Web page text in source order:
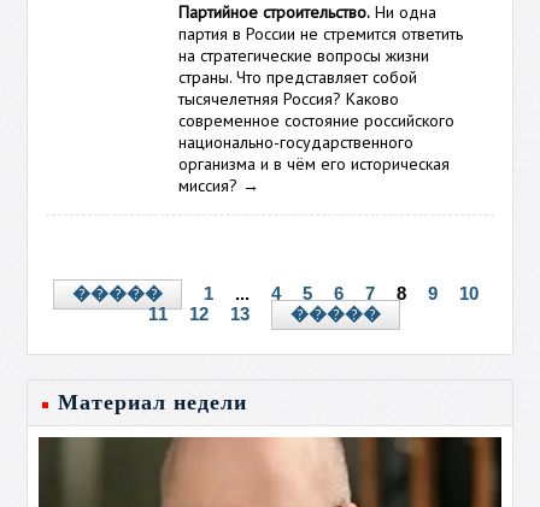
Партийное строительство. Ни одна
партия в России не стремится ответить
на стратегические вопросы жизни
страны. Что представляет собой
тысячелетняя Россия? Каково
современное состояние российского
национально-государственного
организма и в чём его историческая
миссия? →
����� 1 ... 4 5 6 7 8 9
10
11
12 13 �����
Материал недели